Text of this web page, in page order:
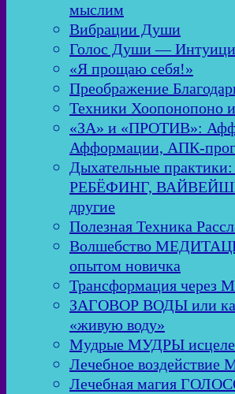
мыслим
Вибрации Души
Голос Души —
«Я прощаю себя!»
Преображение
Техники Хоопонопоно
«ЗА» и «ПРОТИВ»:
Афформации, АПК-
Дыхательные
РЕБЁФИНГ,
другие
Полезная Техника
Волшебство
опытом новичка
Трансформация
ЗАГОВОР ВОДЫ или
«живую воду»
Мудрые МУДРЫ
Лечебное
Лечебная магия